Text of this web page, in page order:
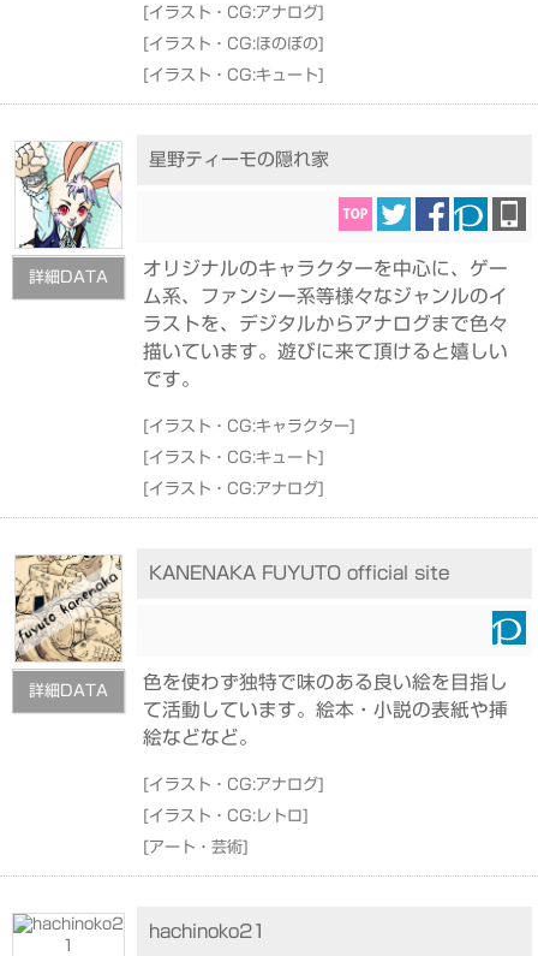
[イラスト・CG:アナログ]
[イラスト・CG:ほのぼの]
[イラスト・CG:キュート]
詳細DATA
星野ティーモの隠れ家
オリジナルのキャラクターを中心に、ゲー
ム系、ファンシー系等様々なジャンルのイ
ラストを、デジタルからアナログまで色々
描いています。遊びに来て頂けると嬉しい
です。
[イラスト・CG:キャラクター]
[イラスト・CG:キュート]
[イラスト・CG:アナログ]
詳細DATA
KANENAKA FUYUTO official site
色を使わず独特で味のある良い絵を目指し
て活動しています。絵本・小説の表紙や挿
絵などなど。
[イラスト・CG:アナログ]
[イラスト・CG:レトロ]
[アート・芸術]
hachinoko21